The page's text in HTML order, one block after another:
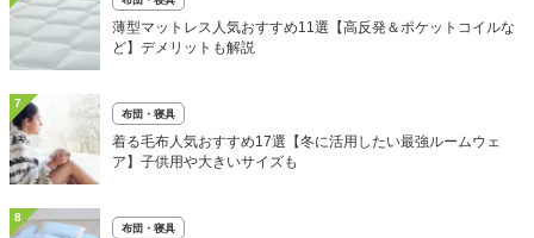
薄型マットレス人気おすすめ11選【高反発＆ポケットコイルな
ど】デメリットも解説
7
布団・寝具
着る毛布人気おすすめ17選【冬に活用したい最強ルームウェ
ア】子供用や大きいサイズも
8
布団・寝具